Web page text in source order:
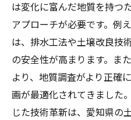
は変化に富んだ地質を持つ
アプローチが必要です。例
は、排水工法や土壌改良技
の安全性が高まります。ま
より、地質調査がより正確
画が最適化されてきました
じた技術革新は、愛知県の